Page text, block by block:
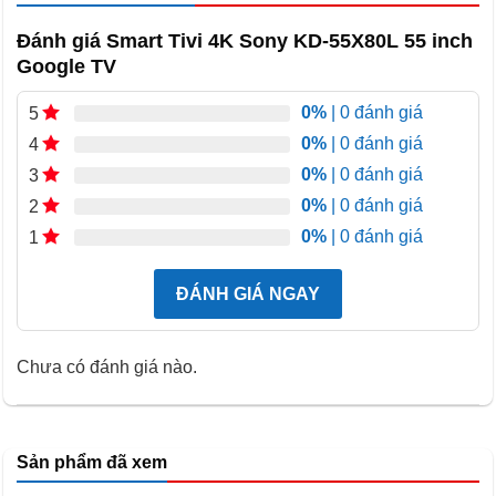
2. Độ sáng và độ tương phản mạnh mẽ: Công nghệ XR
Contrast Pro giúp tăng cường độ sáng và làm sâu sắc màu
hơn.
3. Bộ xử lý 4K HDR Processor X1™: Bộ xử lý này tối ưu hóa
sống động và chân thật, tạo cảm giác như bạn đang hòa
mình vào thế giới thực ngay trên màn hình.
Với sự kết hợp hoàn hảo giữa công nghệ hình ảnh và màu
sắc, Tivi Sony XR-65X95K đưa cả thế giới thực vào không
vời và tràn đầy cảm xúc.
Đánh giá Smart Tivi 4K Sony KD-55X80L 55 inch
Google TV
5 0% | 0 đánh giá
4
0% | 0 đánh giá
3
0% | 0 đánh giá
2
0% | 0 đánh giá
1
0% | 0 đánh giá
ĐÁNH GIÁ NGAY
Chưa có đánh giá nào.
Sản phẩm đã xem